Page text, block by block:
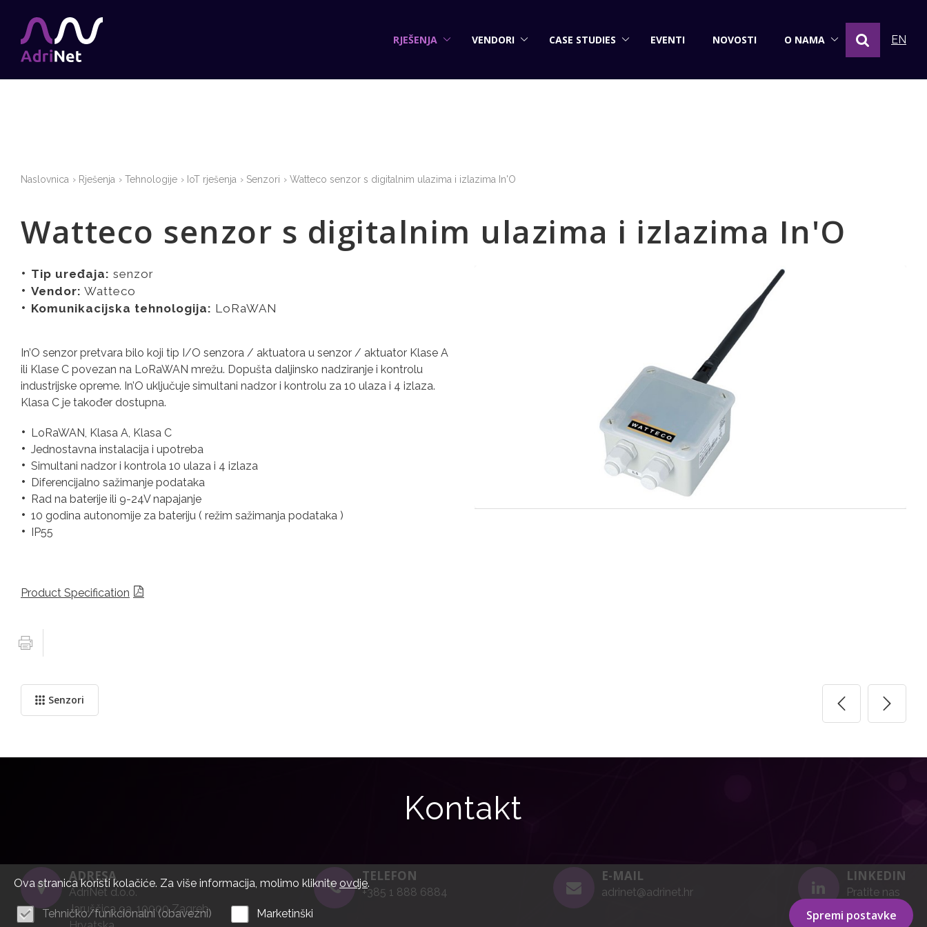
RJEŠENJA VENDORI CASE STUDIES EVENTI NOVOSTI O NAMA EN
Naslovnica Rješenja Tehnologije IoT rješenja Senzori Watteco senzor s digitalnim ulazima i izlazima In'O
Watteco senzor s digitalnim ulazima i izlazima In'O
Tip uređaja: senzor
Vendor: Watteco
Komunikacijska tehnologija: LoRaWAN
In’O senzor pretvara bilo koji tip I/O senzora / aktuatora u senzor / aktuator Klase A
ili Klase C povezan na LoRaWAN mrežu. Dopušta daljinsko nadziranje i kontrolu
industrijske opreme. In’O uključuje simultani nadzor i kontrolu za 10 ulaza i 4 izlaza.
Klasa C je također dostupna.
LoRaWAN, Klasa A, Klasa C
Jednostavna instalacija i upotreba
Simultani nadzor i kontrola 10 ulaza i 4 izlaza
Diferencijalno sažimanje podataka
Rad na baterije ili 9-24V napajanje
10 godina autonomije za bateriju ( režim sažimanja podataka )
IP55
Product Specification
Senzori
Kontakt
ADRESA
AdriNet d.o.o.
Jaruščica 9a, 10000 Zagreb
TELEFON
+385 1 888 6884
E-MAIL
adrinet@adrinet.hr
LINKEDIN
Pratite nas
Ova stranica koristi kolačiće. Za više informacija, molimo kliknite ovdje.
Tehničko/funkcionalni (obavezni) Marketinški Spremi postavke